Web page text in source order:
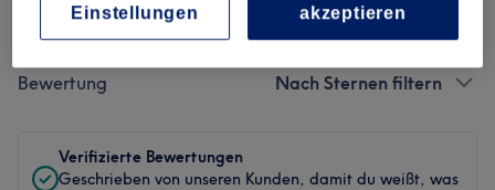
Behandlung Alle Bewertungen
Bewertung Nach Sternen filtern
Verifizierte Bewertungen
Geschrieben von unseren Kunden, damit du weißt, was
Einstellungen
akzeptieren